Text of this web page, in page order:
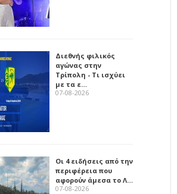
Διεθνής φιλικός
αγώνας στην
Τρίπολη - Τι ισχύει
με τα ε…
07-08-2026
Οι 4 ειδήσεις από την
περιφέρεια που
αφορούν άμεσα το Λ…
07-08-2026